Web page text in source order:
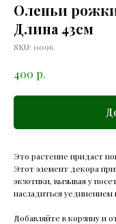
Оленьи
Длина 43см
SKU: 0096
400 р.
Это растение придаст
Этот элемент декора
экзотики, вызывая у
насладиться
Добавляйте в корзину и